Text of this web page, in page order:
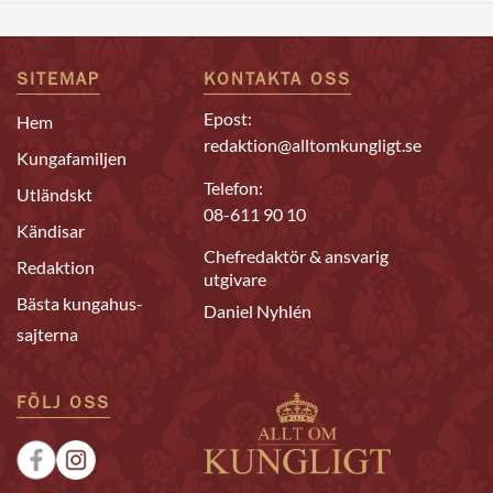
SITEMAP
Hem
Kungafamiljen
Utländskt
Kändisar
Redaktion
Bästa kungahus-
sajterna
KONTAKTA OSS
Epost:
redaktion@alltomkungligt.se
Telefon:
08-611 90 10
Chefredaktör & ansvarig
utgivare
Daniel Nyhlén
FÖLJ OSS